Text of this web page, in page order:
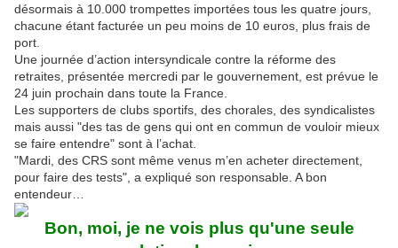
désormais à 10.000 trompettes importées tous les quatre jours,
chacune étant facturée un peu moins de 10 euros, plus frais de
port.
Une journée d’action intersyndicale contre la réforme des
retraites, présentée mercredi par le gouvernement, est prévue le
24 juin prochain dans toute la France.
Les supporters de clubs sportifs, des chorales, des syndicalistes
mais aussi "des tas de gens qui ont en commun de vouloir mieux
se faire entendre" sont à l’achat.
"Mardi, des CRS sont même venus m’en acheter directement,
pour faire des tests", a expliqué son responsable. A bon
entendeur…
Bon, moi, je ne vois plus qu'une seule